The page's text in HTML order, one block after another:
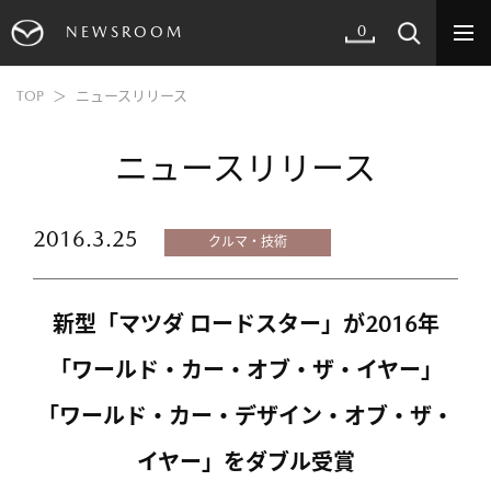
NEWSROOM 0
TOP ニュースリリース
ニュースリリース
2016.3.25 クルマ・技術
新型「マツダ ロードスター」が2016年
「ワールド・カー・オブ・ザ・イヤー」
「ワールド・カー・デザイン・オブ・ザ・
イヤー」をダブル受賞